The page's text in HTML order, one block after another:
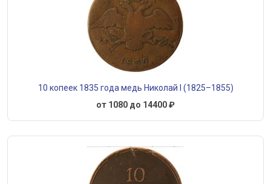
10 копеек 1835 года медь Николай I (1825–1855)
от 1080 до 14400 ₽